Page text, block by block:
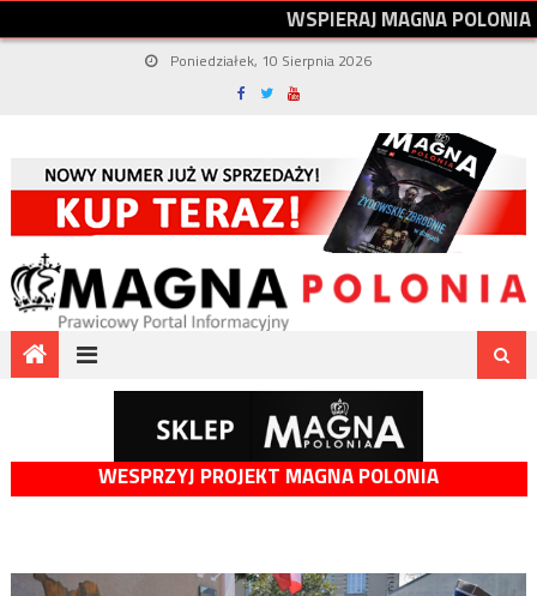
WSPIERAJMAGNAPOLONIA
Poniedziałek, 10 Sierpnia 2026
WESPRZYJ PROJEKT MAGNA POLONIA